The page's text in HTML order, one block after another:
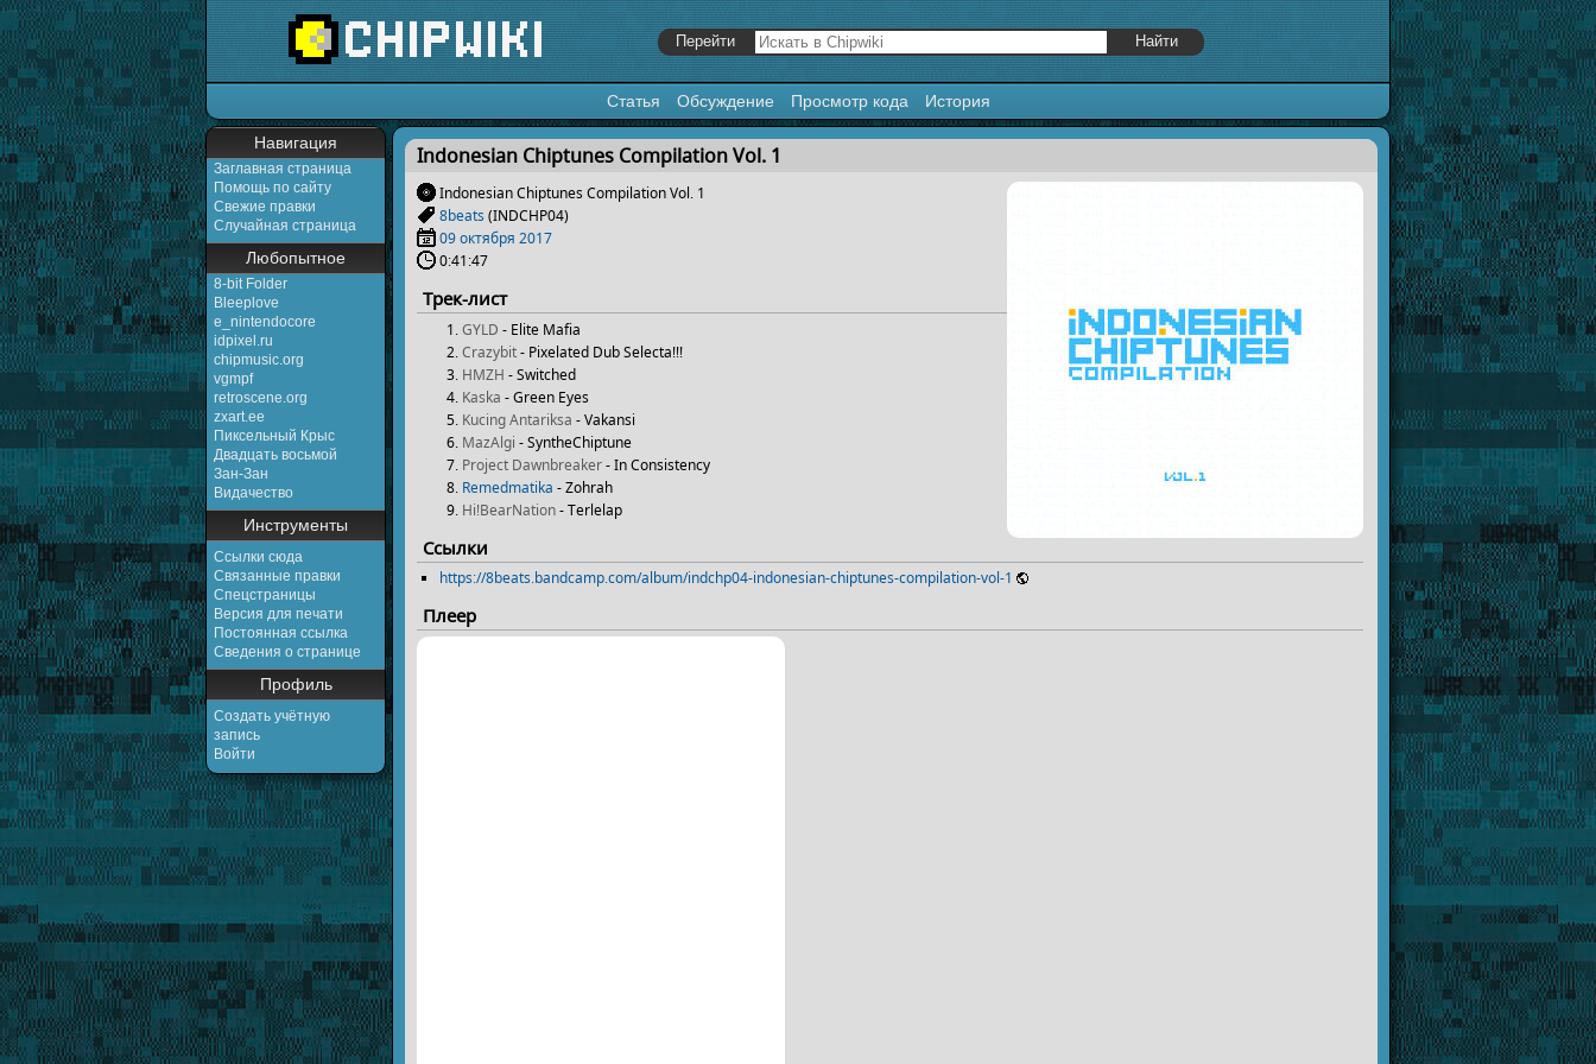
Статья Обсуждение Просмотр кода История
Навигация
Заглавная страница
Помощь по сайту
Свежие правки
Случайная страница
Любопытное
8-bit Folder
Bleeplove
e_nintendocore
idpixel.ru
chipmusic.org
vgmpf
retroscene.org
zxart.ee
Пиксельный Крыс
Двадцать восьмой
Зан-Зан
Видачество
Инструменты
Ссылки сюда
Связанные правки
Спецстраницы
Версия для печати
Постоянная ссылка
Сведения о странице
Профиль
Создать учётную
запись
Войти
Перейти к:навигация,поиск
Indonesian Chiptunes Compilation Vol. 1
Indonesian Chiptunes Compilation Vol. 1
8beats(INDCHP04)
09 октября 2017
0:41:47
Трек-лист
GYLD - Elite Mafia
Crazybit- Pixelated Dub Selecta!!!
HMZH - Switched
Kaska - Green Eyes
Kucing Antariksa - Vakansi
MazAlgi - SyntheChiptune
Project Dawnbreaker- In Consistency
Remedmatika - Zohrah
Hi!BearNation- Terlelap
Ссылки
https://8beats.bandcamp.com/album/indchp04-indonesian-chiptunes-compilation-vol-1
Плеер